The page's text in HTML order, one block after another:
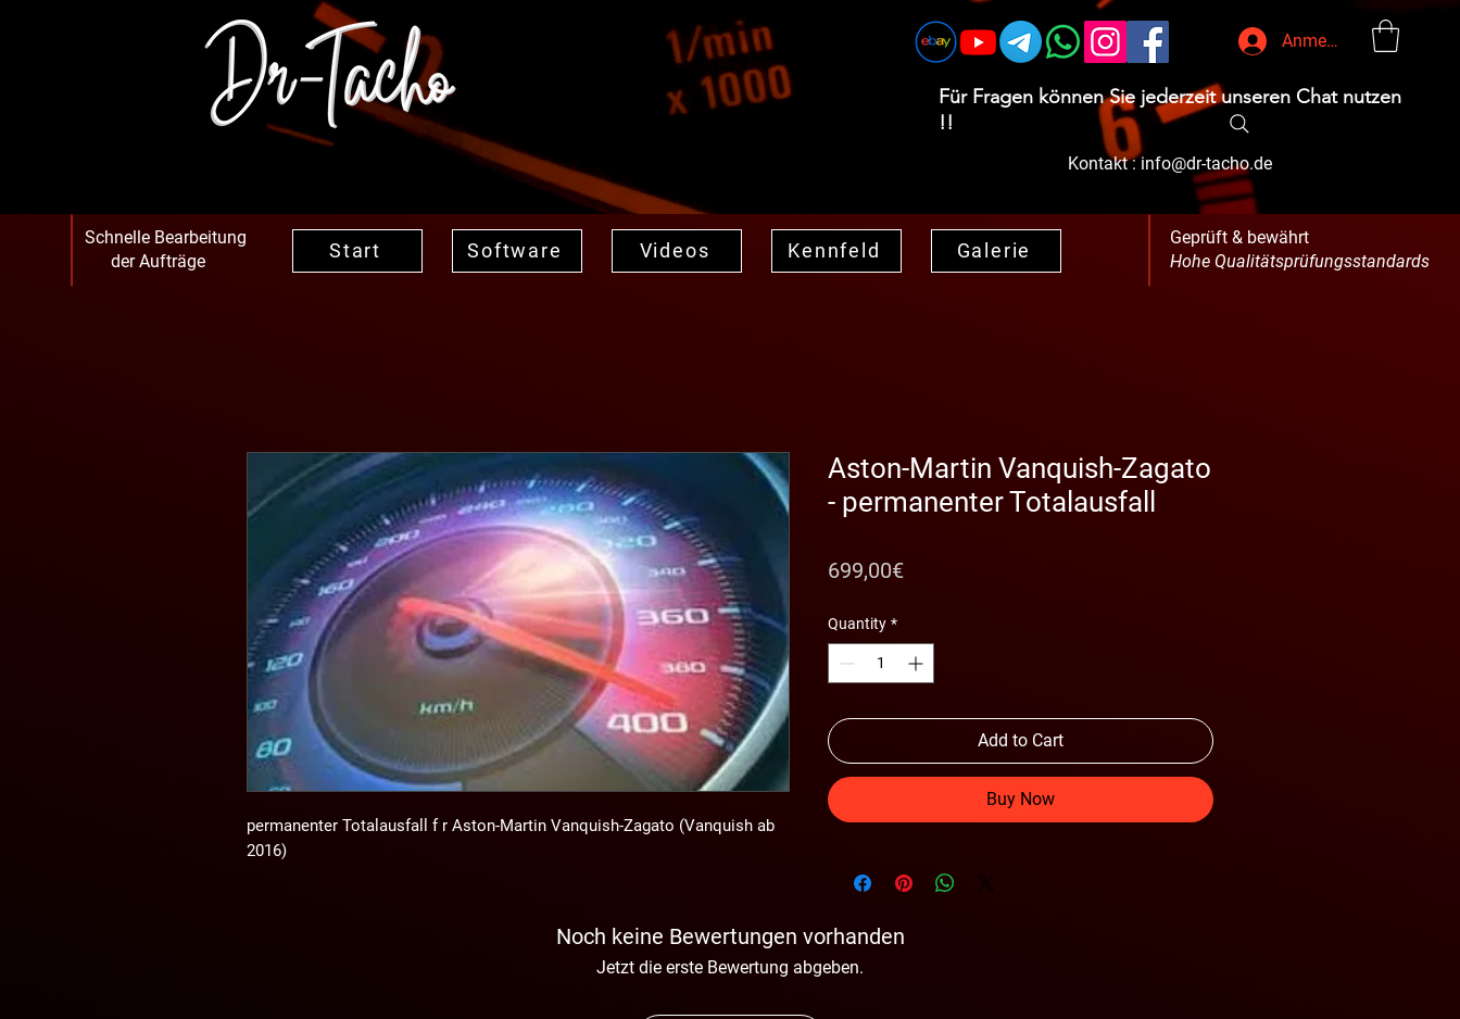
Anmelden
Für Fragen können Sie jederzeit unseren Chat nutzen
!!
Kontakt :info@dr-tacho.de
Schnelle Bearbeitung
der Aufträge
Start Software Videos Kennfeld Galerie
Geprüft & bewährt
Hohe Qualitätsprüfungsstandards
permanenter Totalausfall f r Aston-Martin Vanquish-Zagato (Vanquish ab
2016)
Aston-Martin Vanquish-Zagato
- permanenter Totalausfall
699,00€Price
Quantity *
Add to Cart
Buy Now
Noch keine Bewertungen vorhanden
Jetzt die erste Bewertung abgeben.